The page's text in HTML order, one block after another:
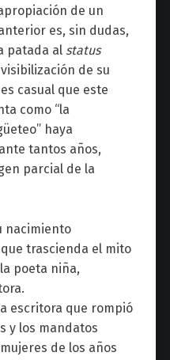
de un
es, sin dudas,
patada al status
visibilización de su
casual que este
como “la
teo”haya
tantos años,
parcial de la
nacimiento
trascienda el mito
poeta niña,
escritora que rompió
y los mandatos
de los años